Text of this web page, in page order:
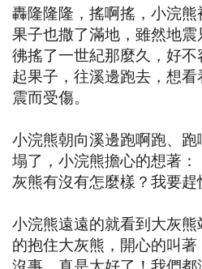
轟隆隆隆，搖啊搖，小浣
果子也撒了滿地，雖然地
彿搖了一世紀那麼久，好
起果子，往溪邊跑去，想
震而受傷。
小浣熊朝向溪邊跑啊跑、
塌了，小浣熊擔心的想著
灰熊有沒有怎麼樣？我要趕
小浣熊遠遠的就看到大灰
的抱住大灰熊，開心的叫
沒事，真是太好了！我們都